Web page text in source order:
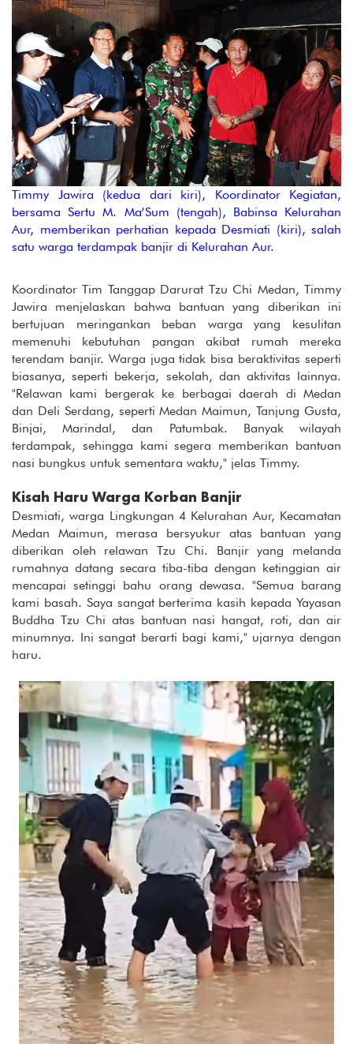
Timmy Jawira (kedua dari kiri), Koordinator Kegiatan,
bersama Sertu M. Ma’Sum (tengah), Babinsa Kelurahan
Aur, memberikan perhatian kepada Desmiati (kiri), salah
satu warga terdampak banjir di Kelurahan Aur.
Koordinator Tim Tanggap Darurat Tzu Chi Medan, Timmy
Jawira menjelaskan bahwa bantuan yang diberikan ini
bertujuan meringankan beban warga yang kesulitan
memenuhi kebutuhan pangan akibat rumah mereka
terendam banjir. Warga juga tidak bisa beraktivitas seperti
biasanya, seperti bekerja, sekolah, dan aktivitas lainnya.
"Relawan kami bergerak ke berbagai daerah di Medan
dan Deli Serdang, seperti Medan Maimun, Tanjung Gusta,
Binjai, Marindal, dan Patumbak. Banyak wilayah
terdampak, sehingga kami segera memberikan bantuan
nasi bungkus untuk sementara waktu," jelas Timmy.
Kisah Haru Warga Korban Banjir
Desmiati, warga Lingkungan 4 Kelurahan Aur, Kecamatan
Medan Maimun, merasa bersyukur atas bantuan yang
diberikan oleh relawan Tzu Chi. Banjir yang melanda
rumahnya datang secara tiba-tiba dengan ketinggian air
mencapai setinggi bahu orang dewasa. "Semua barang
kami basah. Saya sangat berterima kasih kepada Yayasan
Buddha Tzu Chi atas bantuan nasi hangat, roti, dan air
minumnya. Ini sangat berarti bagi kami," ujarnya dengan
haru.